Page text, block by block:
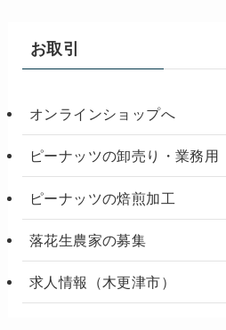
お取引
オンラインショップへ
ピーナッツの卸売り・業務用
ピーナッツの焙煎加工
落花生農家の募集
求人情報（木更津市）